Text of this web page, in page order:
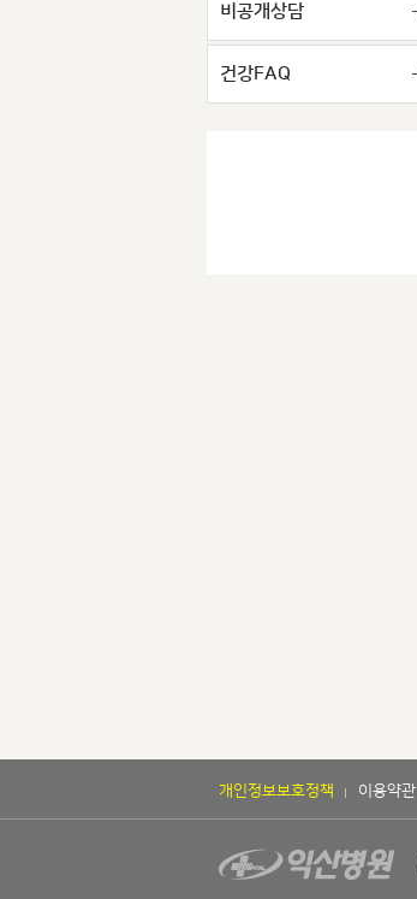
비공개상담
건강FAQ
개인정보보호정책 이용약관